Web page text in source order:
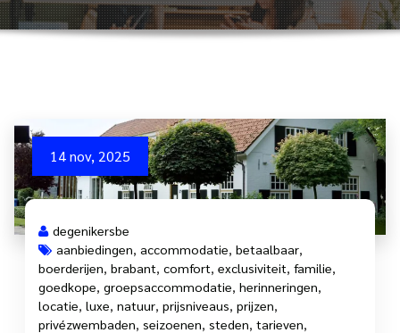
14 nov, 2025
degenikersbe
aanbiedingen accommodatie betaalbaar
boerderijen brabant comfort exclusiviteit familie
goedkope groepsaccommodatie herinneringen
locatie luxe natuur prijsniveaus prijzen
privézwembaden seizoenen steden tarieven